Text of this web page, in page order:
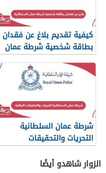
كيفية تقديم بلاغ عن فقدان
بطاقة شخصية شرطة عمان
السلطانية
شرطة عمان السلطانية
التحريات والتحقيقات
الجنائية
الزوار شاهدو أيضًا